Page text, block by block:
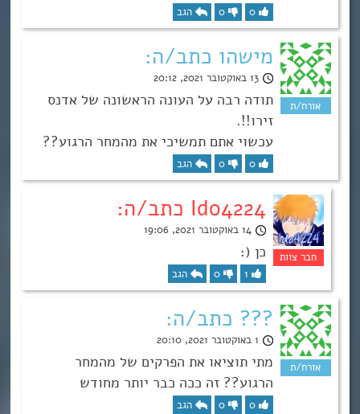
0
0 הגב
מישהו כתב/ה:
13 באוקטובר 2021, 20:12
תודה רבה על העונה הראשונה של אדנס
זירו!!.
עכשוי אתם תמשיכי את מהמחר הרגוע??
0
0 הגב
Ido4224 כתב/ה:
14 באוקטובר 2021, 19:06
כן (:
1
0 הגב
??? כתב/ה:
1 באוקטובר 2021, 20:10
מתי תוציאו את הפרקים של מהמחר
הרגוע?? זה ככה כבר יותר מחודש
0
0 הגב